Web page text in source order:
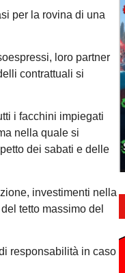
per la rovina di una
loro partner
contrattuali si
i facchini impiegati
nella quale si
dei sabati e delle
investimenti nella
tetto massimo del
responsabilità in caso